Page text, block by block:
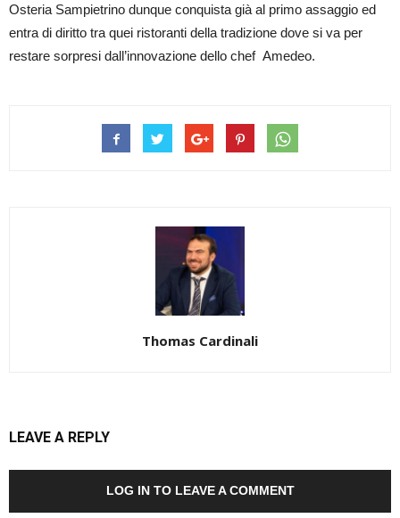
Osteria Sampietrino dunque conquista già al primo assaggio ed
entra di diritto tra quei ristoranti della tradizione dove si va per
restare sorpresi dall’innovazione dello chef Amedeo.
Thomas Cardinali
LEAVE A REPLY
LOG IN TO LEAVE A COMMENT